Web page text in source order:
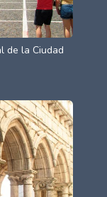
de la Ciudad